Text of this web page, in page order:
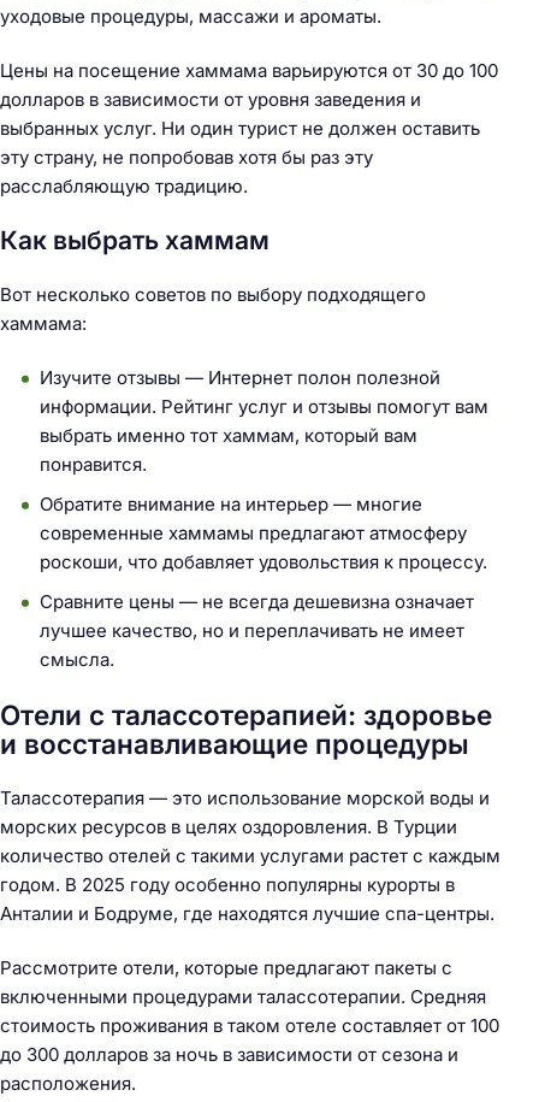
уходовые процедуры, массажи и ароматы.
Цены на посещение хаммама варьируются от 30 до 100
долларов в зависимости от уровня заведения и
выбранных услуг. Ни один турист не должен оставить
эту страну, не попробовав хотя бы раз эту
расслабляющую традицию.
Как выбрать хаммам
Вот несколько советов по выбору подходящего
хаммама:
Изучите отзывы — Интернет полон полезной
информации. Рейтинг услуг и отзывы помогут вам
выбрать именно тот хаммам, который вам
понравится.
Обратите внимание на интерьер — многие
современные хаммамы предлагают атмосферу
роскоши, что добавляет удовольствия к процессу.
Сравните цены — не всегда дешевизна означает
лучшее качество, но и переплачивать не имеет
смысла.
Отели с талассотерапией: здоровье
и восстанавливающие процедуры
Талассотерапия — это использование морской воды и
морских ресурсов в целях оздоровления. В Турции
количество отелей с такими услугами растет с каждым
годом. В 2025 году особенно популярны курорты в
Анталии и Бодруме, где находятся лучшие спа-центры.
Рассмотрите отели, которые предлагают пакеты с
включенными процедурами талассотерапии. Средняя
стоимость проживания в таком отеле составляет от 100
до 300 долларов за ночь в зависимости от сезона и
расположения.